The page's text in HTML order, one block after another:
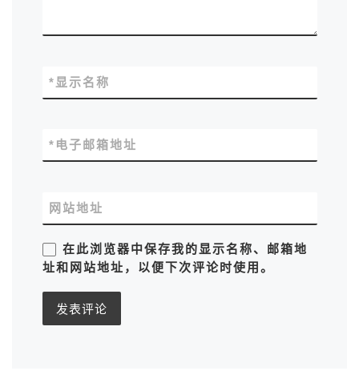
显示名称
*
电子邮箱地址
*
网站地址
在此浏览器中保存我的显示名称、邮箱地
址和网站地址，以便下次评论时使用。